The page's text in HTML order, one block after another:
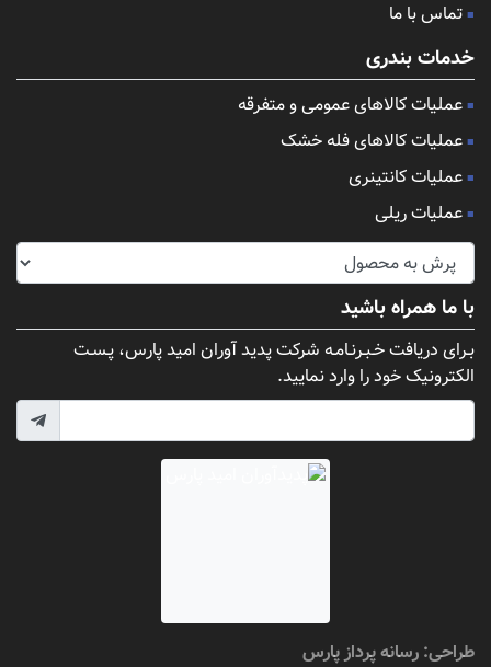
تماس با ما
خدمات بندری
عملیات کالاهای عمومی و متفرقه
عملیات کالاهای فله خشک
عملیات کانتینری
عملیات ریلی
با ما همراه باشید
بـرای دریافت خـبـرنـامـه شرکت پدید آوران امید پارس، پـسـت
الکترونیک خود را وارد نمایید.
طراحی: رسانه پرداز پارس